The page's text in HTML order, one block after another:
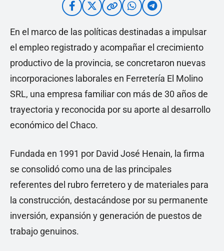
En el marco de las políticas destinadas a impulsar
el empleo registrado y acompañar el crecimiento
productivo de la provincia, se concretaron nuevas
incorporaciones laborales en Ferretería El Molino
SRL, una empresa familiar con más de 30 años de
trayectoria y reconocida por su aporte al desarrollo
económico del Chaco.
Fundada en 1991 por David José Henain, la firma
se consolidó como una de las principales
referentes del rubro ferretero y de materiales para
la construcción, destacándose por su permanente
inversión, expansión y generación de puestos de
trabajo genuinos.